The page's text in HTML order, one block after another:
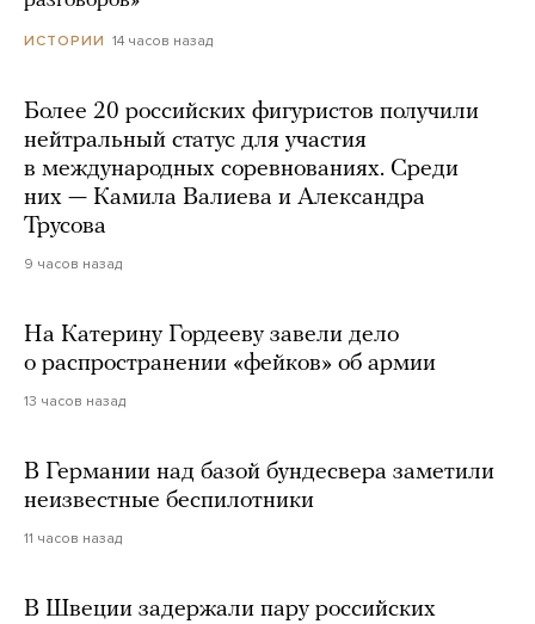
ИСТОРИИ 14 часов назад
Более 20 российских фигуристов получили
нейтральный статус для участия
в международных соревнованиях. Среди
них — Камила Валиева и Александра
Трусова
9 часов назад
На Катерину Гордееву завели дело
о распространении «фейков» об армии
13 часов назад
В Германии над базой бундесвера заметили
неизвестные беспилотники
11 часов назад
В Швеции задержали пару российских